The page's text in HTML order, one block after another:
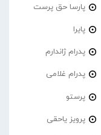
پارسا حق پرست
پایرا
پدرام ژاندارم
پدرام غلامی
پرستو
پرویز یاحقی